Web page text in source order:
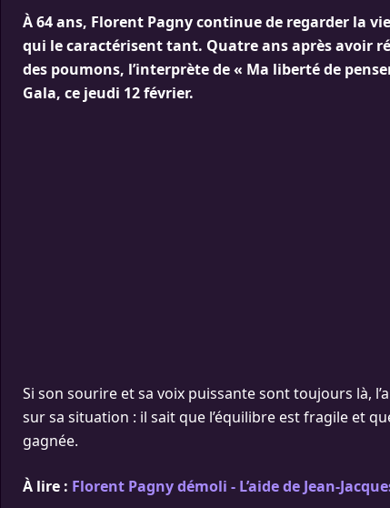
À 64 ans, Florent Pagny continue de regarder la
qui le caractérisent tant. Quatre ans après avoir
des poumons, l’interprète de « Ma liberté de
Gala, ce jeudi 12 février.
Si son sourire et sa voix puissante sont toujours là,
sur sa situation : il sait que l’équilibre est fragile et
gagnée.
À lire : Florent Pagny démoli - L’aide de Jean-